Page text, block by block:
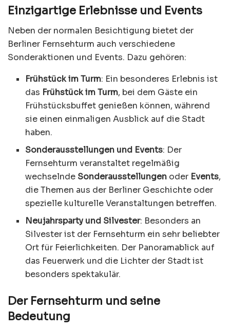
Einzigartige Erlebnisse und Events
Neben der normalen Besichtigung bietet der
Berliner Fernsehturm auch verschiedene
Sonderaktionen und Events. Dazu gehören:
Frühstück im Turm: Ein besonderes Erlebnis ist
das Frühstück im Turm, bei dem Gäste ein
Frühstücksbuffet genießen können, während
sie einen einmaligen Ausblick auf die Stadt
haben.
Sonderausstellungen und Events: Der
Fernsehturm veranstaltet regelmäßig
wechselnde Sonderausstellungen oder Events,
die Themen aus der Berliner Geschichte oder
spezielle kulturelle Veranstaltungen betreffen.
Neujahrsparty und Silvester: Besonders an
Silvester ist der Fernsehturm ein sehr beliebter
Ort für Feierlichkeiten. Der Panoramablick auf
das Feuerwerk und die Lichter der Stadt ist
besonders spektakulär.
Der Fernsehturm und seine
Bedeutung